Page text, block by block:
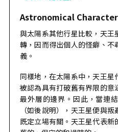
Astronomical
與太陽系其他行星比較，天
轉，因而得出個人的怪癖、
義。
同樣地，在太陽系中，天王星
被認為具有打破舊有界限的
最外層的邊界。因此，當連
（如後說明），天王星便與
既定立場有關。天王星代表